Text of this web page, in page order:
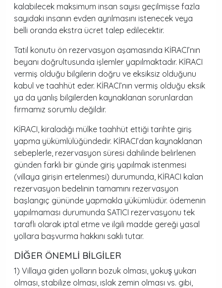
kalabilecek maksimum insan sayısı geçilmişse fazla
sayıdaki insanın evden ayrılmasını istenecek veya
belli oranda ekstra ücret talep edilecektir.
Tatil konutu ön rezervasyon aşamasında KİRACI’nın
beyanı doğrultusunda işlemler yapılmaktadır. KİRACI
vermiş olduğu bilgilerin doğru ve eksiksiz olduğunu
kabul ve taahhüt eder. KİRACI’nın vermiş olduğu eksik
ya da yanlış bilgilerden kaynaklanan sorunlardan
firmamız sorumlu değildir.
KİRACI, kiraladığı mülke taahhüt ettiği tarihte giriş
yapma yükümlülüğündedir. KİRACI’dan kaynaklanan
sebeplerle, rezervasyon süresi dahilinde belirlenen
günden farklı bir günde giriş yapılmak istenmesi
(villaya girişin ertelenmesi) durumunda, KİRACI kalan
rezervasyon bedelinin tamamını rezervasyon
başlangıç gününde yapmakla yükümlüdür. ödemenin
yapılmaması durumunda SATICI rezervasyonu tek
taraflı olarak iptal etme ve ilgili madde gereği yasal
yollara başvurma hakkını saklı tutar.
DİĞER ÖNEMLİ BİLGİLER
1) Villaya giden yolların bozuk olması, yokuş yukarı
olması, stabilize olması, ıslak zemin olması vs. gibi,